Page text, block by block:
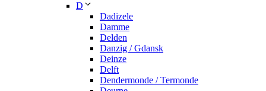
D
Dadizele
Damme
Delden
Danzig / Gdansk
Deinze
Delft
Dendermonde / Termonde